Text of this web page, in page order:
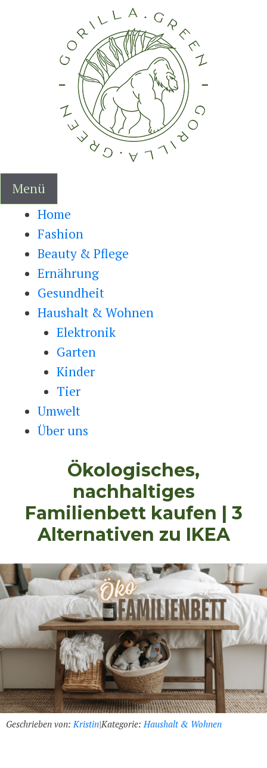
Menü
Home
Fashion
Beauty & Pflege
Ernährung
Gesundheit
Haushalt & Wohnen
Elektronik
Garten
Kinder
Tier
Umwelt
Über uns
Ökologisches,
nachhaltiges
Familienbett kaufen | 3
Alternativen zu IKEA
Geschrieben von:Kristin|Kategorie:Haushalt & Wohnen